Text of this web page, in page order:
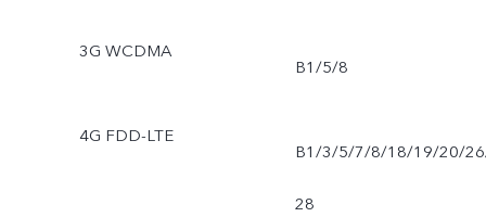
3G WCDMA
B1/5/8
4G FDD-LTE
B1/3/5/7/8/18/19/20/
28